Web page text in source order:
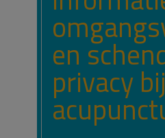
en
privacy bij